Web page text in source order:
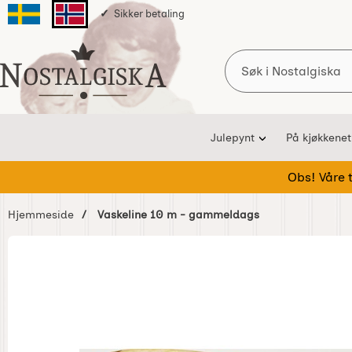
Svenska sidanNorska sidan
Sikker betaling
Startsiden for Nostalgiska
Søk
Julepynt På kjøkkenet
Obs! Våre
Hjemmeside Vaskeline 10 m - gammeldags